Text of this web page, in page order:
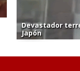
Devastador
Japón